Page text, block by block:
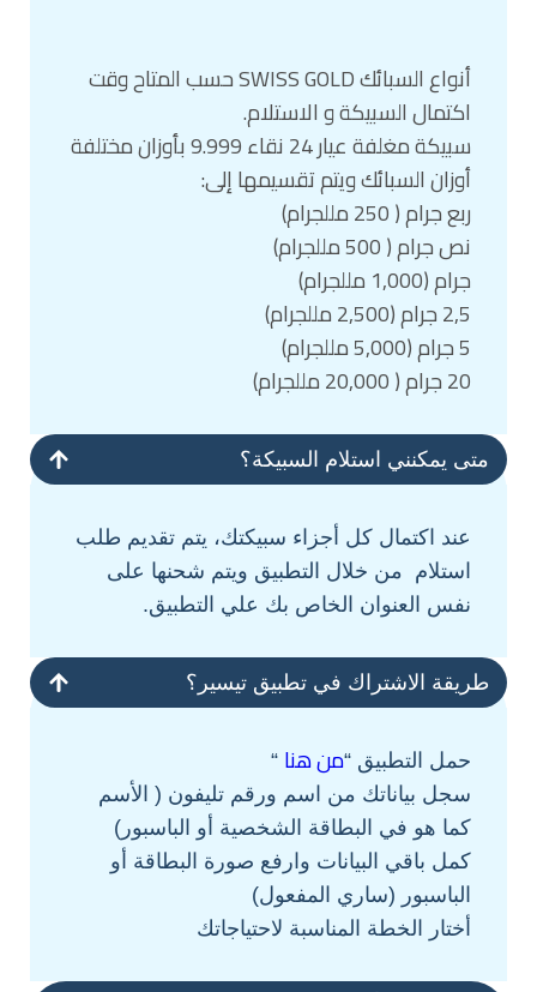
أنواع السبائك SWISS GOLD حسب المتاح وقت
اكتمال السبيكة و الاستلام.
سبيكة مغلفة عيار 24 نقاء 9.999 بأوزان مختلفة
أوزان السبائك ويتم تقسيمها إلى:
ربع جرام ( 250 مللجرام)
نص جرام ( 500 مللجرام)
جرام (1,000 مللجرام)
2,5 جرام (2,500 مللجرام)
5 جرام (5,000 مللجرام)
20 جرام ( 20,000 مللجرام)
متى يمكنني استلام السبيكة؟
عند اكتمال كل أجزاء سبيكتك، يتم تقديم طلب
استلام من خلال التطبيق ويتم شحنها على
نفس العنوان الخاص بك علي التطبيق.
طريقة الاشتراك في تطبيق تيسير؟
حمل التطبيق “من هنا “
سجل بياناتك من اسم ورقم تليفون ( الأسم
كما هو في البطاقة الشخصية أو الباسبور)
كمل باقي البيانات وارفع صورة البطاقة أو
الباسبور (ساري المفعول)
أختار الخطة المناسبة لاحتياجاتك